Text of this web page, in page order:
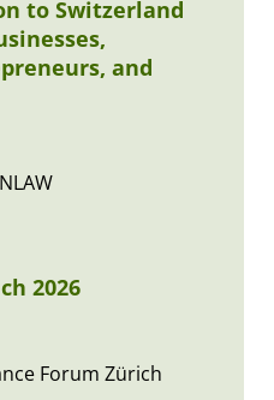
to Switzerland
and
2026
Forum Zürich